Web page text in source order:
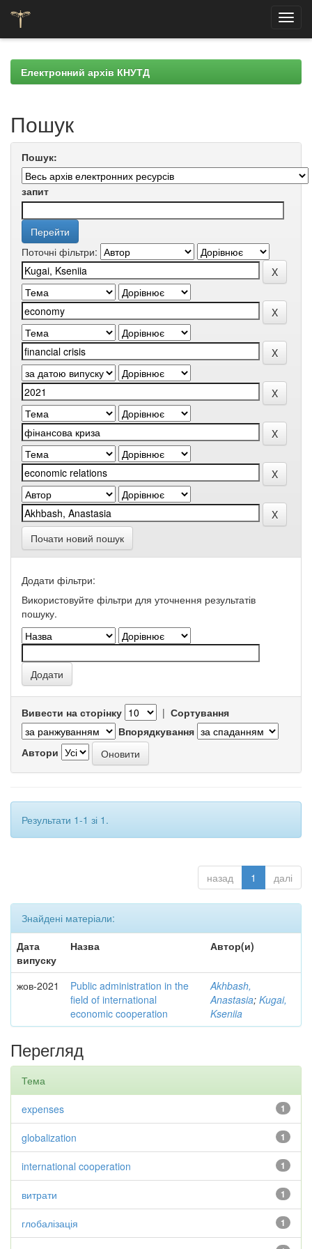
navigationЕлектронний архів КНУТД
Пошук
Пошук:
запит
Поточні фільтри:
Почати новий пошук
Додати фільтри:
Використовуйте фільтри для уточнення результатів
пошуку.
Вивести на сторінку | Сортування
Впорядкування
Автори
Результати 1-1 зі 1.
назад 1 далі
Знайдені матеріали:
Дата
випуску
Назва Автор(и)
жов-2021
Public administration in the
field of international
economic cooperation
Akhbash,
Anastasia; Kugai,
Kseniia
Перегляд
Тема
1
expenses
1
globalization
1
international cooperation
1
витрати
1
глобалізація